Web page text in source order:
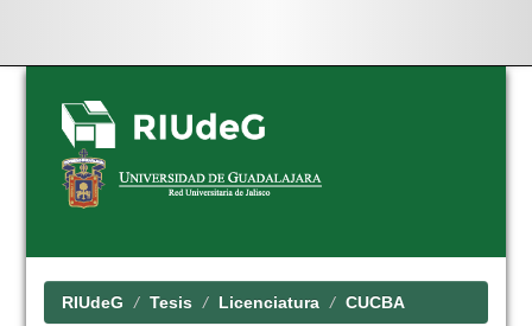
Skip
navigation
RIUdeG Tesis Licenciatura CUCBA